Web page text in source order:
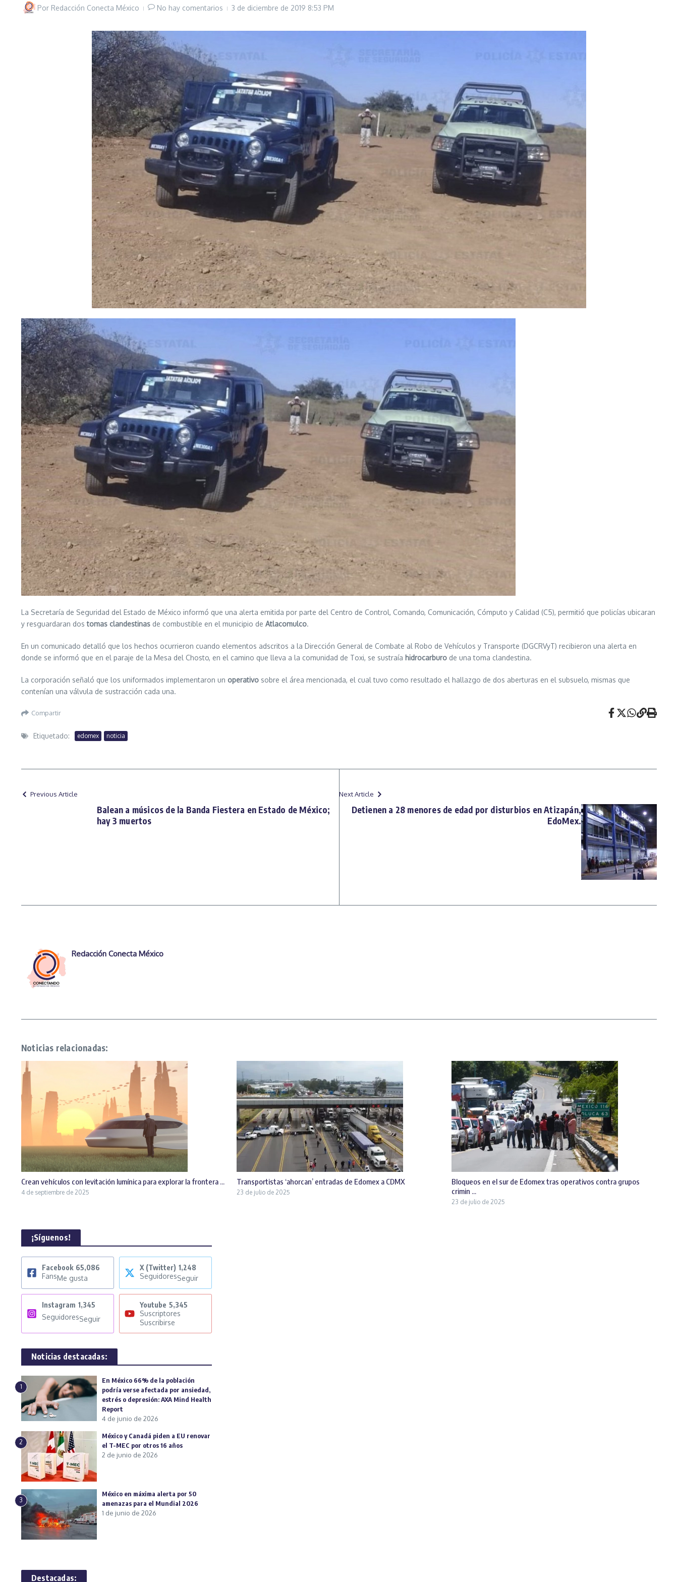
Por Redacción Conecta México No hay comentarios 3 de diciembre de 2019 8:53 PM
La Secretaría de Seguridad del Estado de México informó que una alerta emitida por parte del Centro de Control, Comando, Comunicación, Cómputo y Calidad (C5), permitió que policías ubicaran
y resguardaran dostomas clandestinas de combustible en el municipio de Atlacomulco.
En un comunicado detalló que los hechos ocurrieron cuando elementos adscritos a la Dirección General de Combate al Robo de Vehículos y Transporte (DGCRVyT) recibieron una alerta en
donde se informó que en el paraje de la Mesa del Chosto, en el camino que lleva a la comunidad de Toxi, se sustraía hidrocarburo de una toma clandestina.
La corporación señaló que los uniformados implementaron un operativo sobre el área mencionada, el cual tuvo como resultado el hallazgo de dos aberturas en el subsuelo, mismas que
contenían una válvula de sustracción cada una.
Compartir
Etiquetado: edomex noticia
Previous Article
Balean a músicos de la Banda Fiestera en Estado de México;
hay 3 muertos
Next Article
Detienen a 28 menores de edad por disturbios en Atizapán,
EdoMex.
Redacción Conecta México
Noticias relacionadas:
Crean vehículos con levitación lumínica para explorar la frontera ...
4 de septiembre de 2025
Transportistas ‘ahorcan’ entradas de Edomex a CDMX
23 de julio de 2025
Bloqueos en el sur de Edomex tras operativos contra grupos
crimin ...
23 de julio de 2025
¡Síguenos!
Facebook 65,086
FansMe gusta
X (Twitter) 1,248
SeguidoresSeguir
Instagram 1,345
SeguidoresSeguir
Youtube 5,345
Suscriptores
Suscribirse
Noticias destacadas:
1
En México 66% de la población
podría verse afectada por ansiedad,
estrés o depresión: AXA Mind Health
Report
4 de junio de 2026
2
México y Canadá piden a EU renovar
el T-MEC por otros 16 años
2 de junio de 2026
3
México en máxima alerta por 50
amenazas para el Mundial 2026
1 de junio de 2026
Destacadas: